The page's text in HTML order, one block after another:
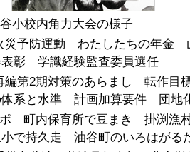
小校内角力大会の様子
災予防運動 わたしたちの年金
表彰 学識経験監査委員選任
編第2期対策のあらまし 転作目
体系と水準 計画加算要件 団地
ポ 町内保育所で豆まき 掛渕漁
で持久走 油谷町のいろはがる